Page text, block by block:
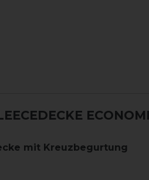
mit Kreuzbegurtung